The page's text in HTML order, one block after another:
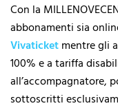
Con la
abbonamenti sia
Vivaticketmentre gli
100% e a tariffa
all’accompagnatore,
sottoscritti